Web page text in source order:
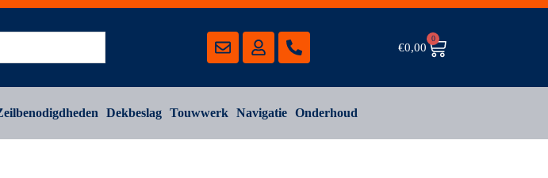
€0,00
0
Dekbeslag Touwwerk Navigatie Onderhoud